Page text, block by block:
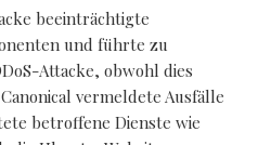
beeinträchtigte
und führte zu
Attacke, obwohl dies
vermeldete Ausfälle
betroffene Dienste wie